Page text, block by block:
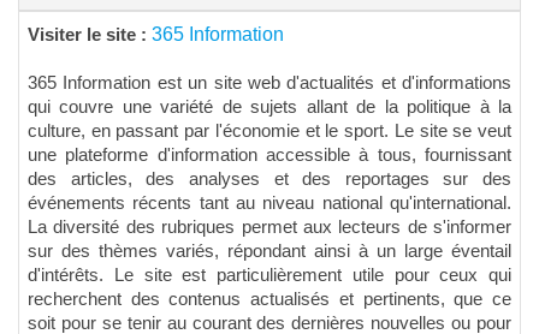
Visiter le site : 365 Information
365 Information est un site web d'actualités et d'informations
qui couvre une variété de sujets allant de la politique à la
culture, en passant par l'économie et le sport. Le site se veut
une plateforme d'information accessible à tous, fournissant
des articles, des analyses et des reportages sur des
événements récents tant au niveau national qu'international.
La diversité des rubriques permet aux lecteurs de s'informer
sur des thèmes variés, répondant ainsi à un large éventail
d'intérêts. Le site est particulièrement utile pour ceux qui
recherchent des contenus actualisés et pertinents, que ce
soit pour se tenir au courant des dernières nouvelles ou pour